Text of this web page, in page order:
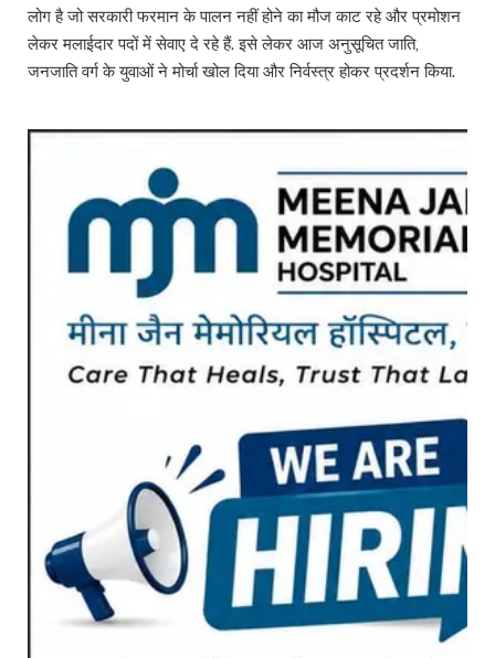
लोग है जो सरकारी फरमान के पालन नहीं होने का मौज काट रहे और प्रमोशन
लेकर मलाईदार पदों में सेवाए दे रहे हैं. इसे लेकर आज अनुसूचित जाति,
जनजाति वर्ग के युवाओं ने मोर्चा खोल दिया और निर्वस्त्र होकर प्रदर्शन किया.